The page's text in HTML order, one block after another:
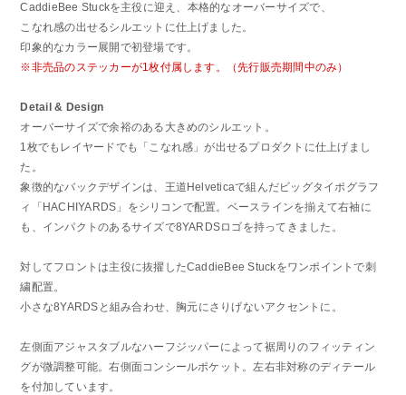
CaddieBee Stuckを主役に迎え、本格的なオーバーサイズで、
こなれ感の出せるシルエットに仕上げました。
印象的なカラー展開で初登場です。
※非売品のステッカーが1枚付属します。（先行販売期間中のみ）
Detail & Design
オーバーサイズで余裕のある大きめのシルエット。
1枚でもレイヤードでも「こなれ感」が出せるプロダクトに仕上げまし
た。
象徴的なバックデザインは、王道Helveticaで組んだビッグタイポグラフ
ィ「HACHIYARDS」をシリコンで配置。ベースラインを揃えて右袖に
も、インパクトのあるサイズで8YARDSロゴを持ってきました。
対してフロントは主役に抜擢したCaddieBee Stuckをワンポイントで刺
繍配置。
小さな8YARDSと組み合わせ、胸元にさりげないアクセントに。
左側面アジャスタブルなハーフジッパーによって裾周りのフィッティン
グが微調整可能。右側面コンシールポケット。左右非対称のディテール
を付加しています。